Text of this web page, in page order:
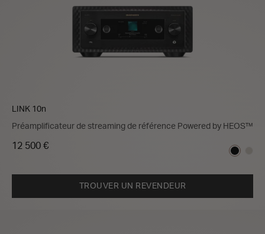
LINK 10n
Préamplificateur de streaming de référence Powered by HEOS™
12 500 €
TROUVER UN REVENDEUR